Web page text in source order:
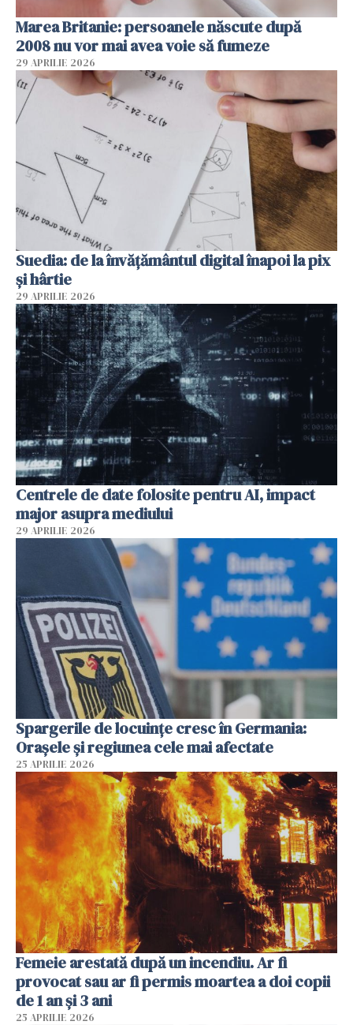
Marea Britanie: persoanele născute după
2008 nu vor mai avea voie să fumeze
29 APRILIE 2026
Suedia: de la învățământul digital înapoi la pix
și hârtie
29 APRILIE 2026
Centrele de date folosite pentru AI, impact
major asupra mediului
29 APRILIE 2026
Spargerile de locuințe cresc în Germania:
Orașele și regiunea cele mai afectate
25 APRILIE 2026
Femeie arestată după un incendiu. Ar fi
provocat sau ar fi permis moartea a doi copii
de 1 an și 3 ani
25 APRILIE 2026